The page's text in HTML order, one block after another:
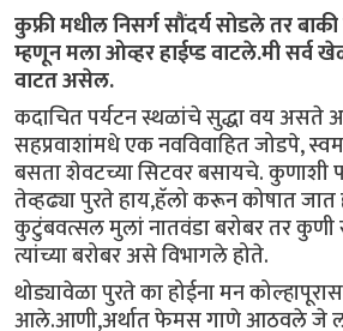
कुफ्री मधील निसर्ग सौंदर्य सोडले तर
म्हणून मला ओव्हर हाईप्ड वाटले.मी
वाटत असेल.
कदाचित पर्यटन स्थळांचे सुद्धा वय असते
सहप्रवाशांमधे एक नवविवाहित जोडपे,
बसता शेवटच्या सिटवर बसायचे. कुणाशी
तेव्हढ्या पुरते हाय,हॅलो करून कोषात जात
कुटुंबवत्सल मुलां नातवंडा बरोबर तर कुणी
त्यांच्या बरोबर असे विभागले होते.
थोड्यावेळा पुरते का होईना मन
आले.आणी,अर्थात फेमस गाणे आठवले जे